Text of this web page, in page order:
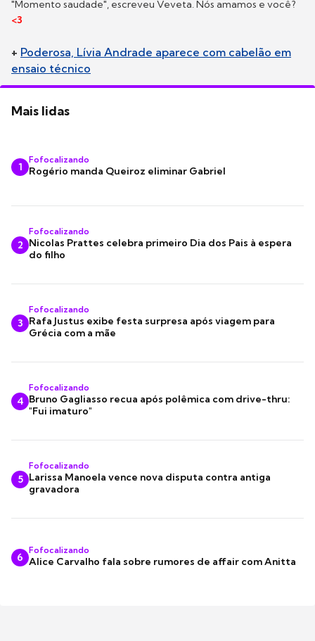
"Momento saudade", escreveu Veveta. Nós amamos e você?
<3
+ Poderosa, Lívia Andrade aparece com cabelão em
ensaio técnico
Mais lidas
1
Fofocalizando
Rogério manda Queiroz eliminar Gabriel
2
Fofocalizando
Nicolas Prattes celebra primeiro Dia dos Pais à espera
do filho
3
Fofocalizando
Rafa Justus exibe festa surpresa após viagem para
Grécia com a mãe
4
Fofocalizando
Bruno Gagliasso recua após polêmica com drive-thru:
"Fui imaturo"
5
Fofocalizando
Larissa Manoela vence nova disputa contra antiga
gravadora
6
Fofocalizando
Alice Carvalho fala sobre rumores de affair com Anitta